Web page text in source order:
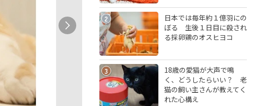
2
日本では毎年約１億羽にの
ぼる 生後１日目に殺され
る採卵鶏のオスヒヨコ
3
18歳の愛猫が大声で鳴
く、どうしたらいい？ 老
猫の飼い主さんが教えてく
れた心構え